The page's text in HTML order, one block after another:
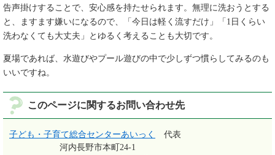
告声掛けすることで、安心感を持たせられます。無理に洗おうとする
と、ますます嫌いになるので、「今日は軽く流すだけ」「1日くらい
洗わなくても大丈夫」とゆるく考えることも大切です。
夏場であれば、水遊びやプール遊びの中で少しずつ慣らしてみるのも
いいですね。
このページに関するお問い合わせ先
子ども・子育て総合センターあいっく 代表
河内長野市本町24-1